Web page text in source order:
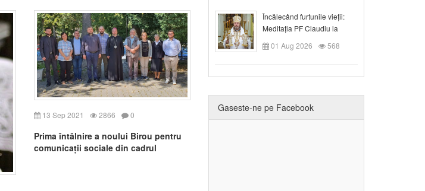
13 Sep 2021 2866 0
Prima întâlnire a noului Birou pentru
comunicații sociale din cadrul
Încălecând furtunile vieții:
Meditația PF Claudiu la
Duminica a IX-a după Rusalii
01 Aug 2026 568
Gaseste-ne pe Facebook